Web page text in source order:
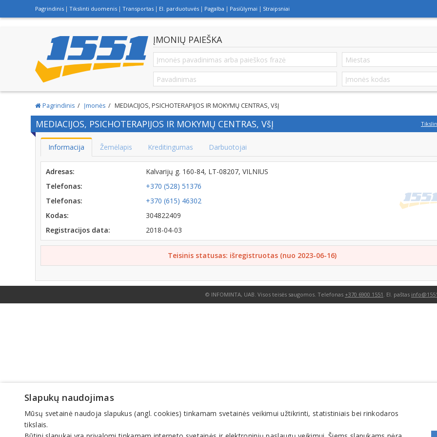
Pagrindinis Tikslinti duomenis Transportas El. parduotuvės Pagalba Pasiūlymai Straipsniai
ĮMONIŲ PAIEŠKA
Pagrindinis Įmonės MEDIACIJOS, PSICHOTERAPIJOS IR MOKYMŲ CENTRAS, VšĮ
MEDIACIJOS, PSICHOTERAPIJOS IR MOKYMŲ CENTRAS, VšĮ
Informacija Žemėlapis Kreditingumas Darbuotojai
Adresas:
Kalvarijų g. 160-84, LT-08207, VILNIUS
Telefonas:
+370 (528) 51376
Telefonas:
+370 (615) 46302
Kodas:
304822409
Registracijos data:
2018-04-03
Teisinis statusas: išregistruotas (nuo 2023-06-16)
© INFOMINTA, UAB. Visos teisės saugomos. Telefonas +370 6900 1551 . El. paštas
Slapukų naudojimas
Mūsų svetainė naudoja slapukus (angl. cookies) tinkamam svetainės veikimui užtikrinti, statistiniais bei rinkodaros
tikslais.